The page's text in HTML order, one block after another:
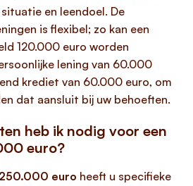
en leendoel. De
is flexibel; zo kan een
120.000 euro worden
lening van 60.000
krediet van 60.000 euro, om
dat aansluit bij uw behoeften.
heb ik nodig voor een
euro?
250.000 euro heeft u specifieke